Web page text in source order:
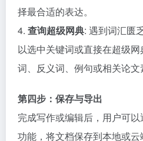
择最合适的表达。
4. 查询超级网典: 遇到词汇匮
以选中关键词或直接在超级
词、反义词、例句或相关论文
第四步：保存与导出
完成写作或编辑后，用户可以
功能，将文档保存到本地或